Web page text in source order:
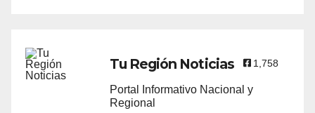
Tu Región Noticias 1,758
Portal Informativo Nacional y
Regional